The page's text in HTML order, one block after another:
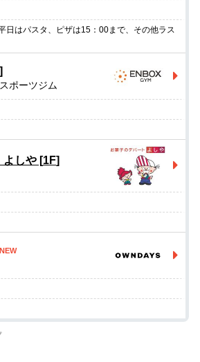
日はパスタ、ピザは15：00まで、その他ラス
]
ポーツジム
よしや [1F]
NEW